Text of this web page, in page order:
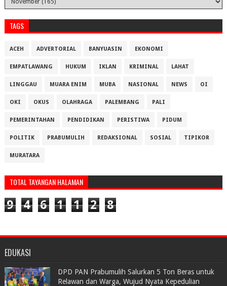
TAGS
ACEH ADVERTORIAL BANYUASIN EKONOMI
EMPATLAWANG HUKUM IKLAN KRIMINAL LAHAT
LINGGAU MUARA ENIM MUBA NASIONAL NEWS OI
OKI OKUS OLAHRAGA PALEMBANG PALI
PEMERINTAHAN PENDIDIKAN PERISTIWA PIDUM
POLITIK PRABUMULIH REDAKSIONAL SOSIAL TIPIKOR
MURATARA
TOTAL TAYANGAN HALAMAN
9 4 6 1 1 2 8
EDUKASI
DPD PAN Prabumulih Salurkan 5 Ton Beras untuk
Relawan dan Warga, Wujud Nyata Kepedulian